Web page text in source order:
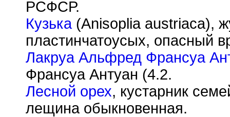
РСФСР.
Кузька(Anisoplia austriaca),
пластинчатоусых, опасный
Лакруа Альфред Франсуа
Франсуа Антуан (4.2.
Лесной орех, кустарник
лещина обыкновенная.